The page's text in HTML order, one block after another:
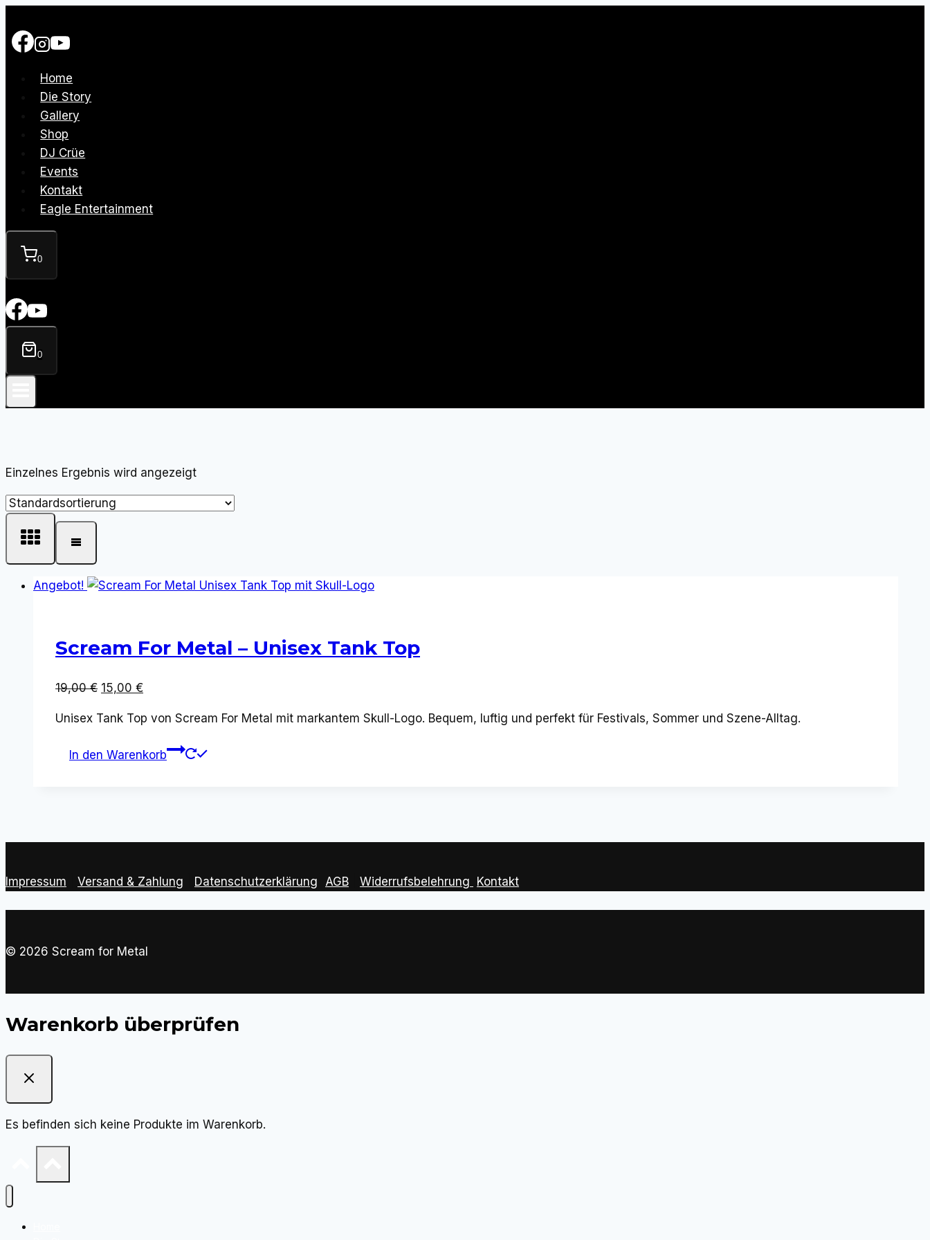
Inhalt
springen
Home
Die Story
Gallery
Shop
DJ Crüe
Events
Kontakt
Eagle Entertainment
0
0
Einzelnes Ergebnis wird angezeigt
Angebot!
Scream For Metal – Unisex Tank Top
19,00€ Ursprünglicher
war:
15,00 €Aktueller
ist:
15,00 €.
Unisex Tank Top von Scream For Metal mit markantem Skull-Logo. Bequem, luftig und perfekt für Festivals, Sommer und Szene-Alltag.
In den Warenkorb
Impressum Versand & Zahlung Datenschutzerklärung AGB Widerrufsbelehrung Kontakt
© 2026 Scream for Metal
Warenkorb überprüfen
Es befinden sich keine Produkte im Warenkorb.